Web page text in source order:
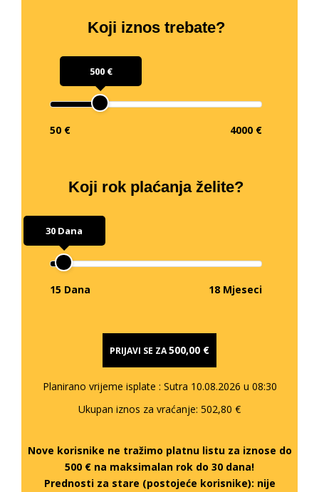
Koji iznos trebate?
500 €
50 € 4000 €
Koji rok plaćanja želite?
30 Dana
15 Dana 18 Mjeseci
PRIJAVI SE ZA500,00 €
Planirano vrijeme isplate : Sutra 10.08.2026 u 08:30
Ukupan iznos za vraćanje: 502,80 €
Nove korisnike ne tražimo platnu listu za iznose do
500 € na maksimalan rok do 30 dana!
Prednosti za stare (postojeće korisnike): nije